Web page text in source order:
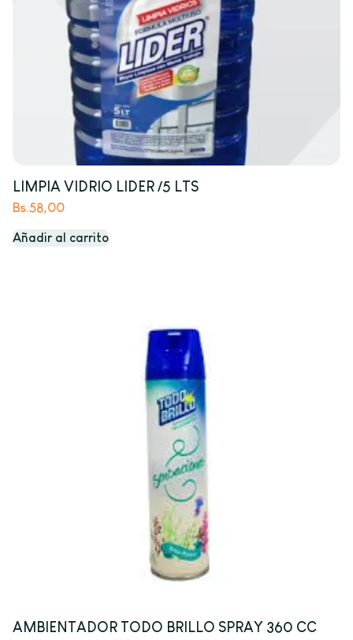
LIMPIA VIDRIO LIDER /5 LTS
Bs.58,00
Añadir al carrito
AMBIENTADOR TODO BRILLO SPRAY 360 CC